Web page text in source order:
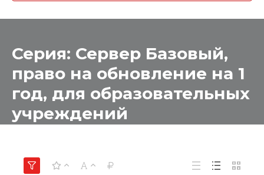
Серия: Сервер Базовый,
право на обновление на 1
год, для образовательных
учреждений